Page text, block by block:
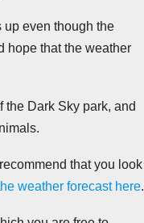
up even though the
hope that the weather
the Dark Sky park, and
that you look
weather forecast here.